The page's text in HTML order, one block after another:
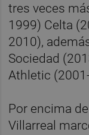
tres veces
1999) Celta
2010),
Sociedad
Athletic
Por encima
Villarreal